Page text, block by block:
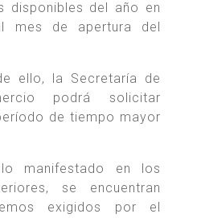
disponibles del año en
mes de apertura del
ello, la Secretaría de
podrá solicitar
de tiempo mayor
manifestado en los
se encuentran
exigidos por el